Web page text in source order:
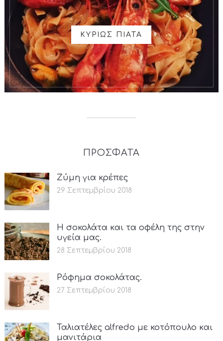
ΚΥΡΙΩΣ ΠΙΑΤΑ
ΠΡΟΣΦΑΤΑ
Ζύμη για κρέπες
29 Σεπτεμβρίου 2018
Η σοκολάτα και τα οφέλη της στην
υγεία μας.
28 Σεπτεμβρίου 2018
Ρόφημα σοκολάτας.
27 Σεπτεμβρίου 2018
Ταλιατέλες alfredo με κοτόπουλο και
μανιτάρια